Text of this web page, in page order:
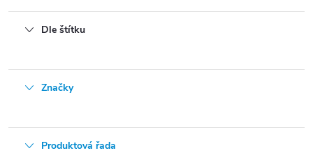
Dle štítku
Značky
Produktová řada